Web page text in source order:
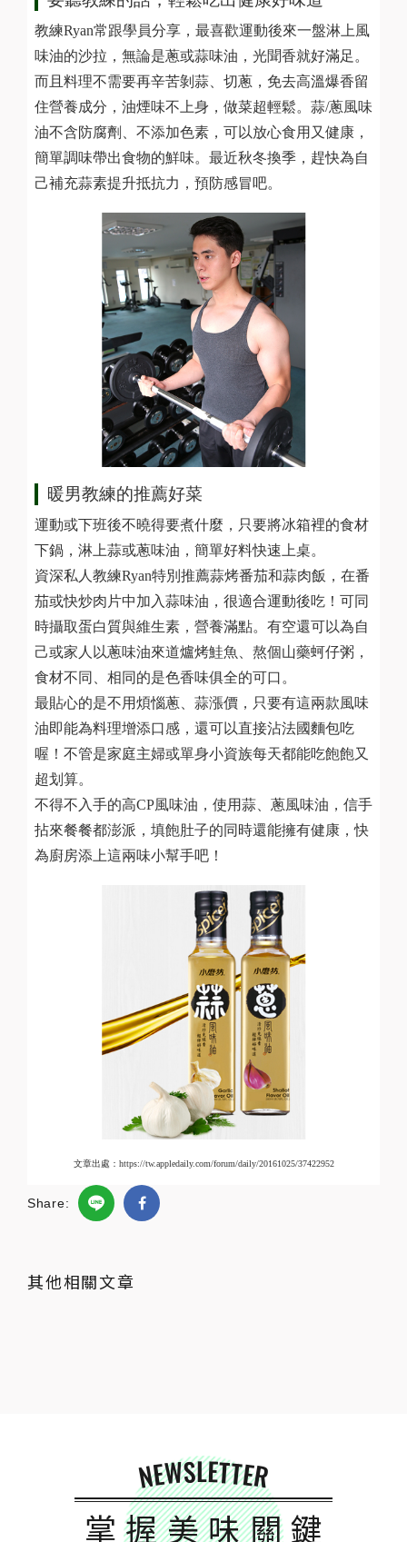
教練Ryan常跟學員分享，最喜歡運動後來一盤淋上風
味油的沙拉，無論是蔥或蒜味油，光聞香就好滿足。
而且料理不需要再辛苦剝蒜、切蔥，免去高溫爆香留
住營養成分，油煙味不上身，做菜超輕鬆。蒜/蔥風味
油不含防腐劑、不添加色素，可以放心食用又健康，
簡單調味帶出食物的鮮味。最近秋冬換季，趕快為自
己補充蒜素提升抵抗力，預防感冒吧。
暖男教練的推薦好菜
運動或下班後不曉得要煮什麼，只要將冰箱裡的食材
下鍋，淋上蒜或蔥味油，簡單好料快速上桌。
資深私人教練Ryan特別推薦蒜烤番茄和蒜肉飯，在番
茄或快炒肉片中加入蒜味油，很適合運動後吃！可同
時攝取蛋白質與維生素，營養滿點。有空還可以為自
己或家人以蔥味油來道爐烤鮭魚、熬個山藥蚵仔粥，
食材不同、相同的是色香味俱全的可口。
最貼心的是不用煩惱蔥、蒜漲價，只要有這兩款風味
油即能為料理增添口感，還可以直接沾法國麵包吃
喔！不管是家庭主婦或單身小資族每天都能吃飽飽又
超划算。
不得不入手的高CP風味油，使用蒜、蔥風味油，信手
拈來餐餐都澎派，填飽肚子的同時還能擁有健康，快
為廚房添上這兩味小幫手吧！
文章出處：https://tw.appledaily.com/forum/daily/20161025/37422952
Share:
其他相關文章
NEWSLETTER
掌握美味關鍵